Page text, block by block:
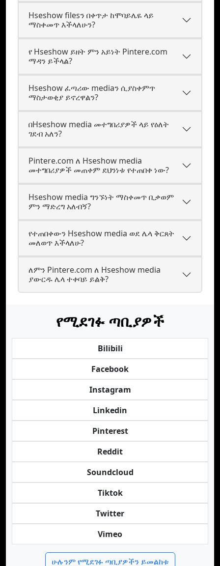
Hseshow filesን በቀጥታ ከሞባይሌዬ ላይ
ማስቀመጥ እችላለሁን?
የ Hseshow ይዘት ምን አይነት Pintere.com
ማዳን ይችላል?
Hseshow ፈጣሪው mediaን ሲያስቀምጥ
ማስታወቂያ ይኖረዋልን?
በHseshow media መተግበሪያዎች ላይ የዕለት
ገደብ አለን?
Pintere.com ለ Hseshow media
መተግበሪያዎች መጠቀም ደህንነቱ የተጠበቀ ነው?
Hseshow media ግንኙነት ማስቀመጥ ቢቃወም
ምን ማድረግ አለብኝ?
የተጠበቀውን Hseshow media ወደ ሌላ ቅርጸት
መለወጥ እችላለሁ?
ለምን Pintere.com ለ Hseshow media
ያውርዱ ሌላ ተቀባይ ይልቅ?
የሚደገፉ ጣቢያዎች
Bilibili
Facebook
Instagram
Linkedin
Pinterest
Reddit
Soundcloud
Tiktok
Twitter
Vimeo
ሁሉንም የሚደገፉ ጣቢያዎችን ይመልከቱ